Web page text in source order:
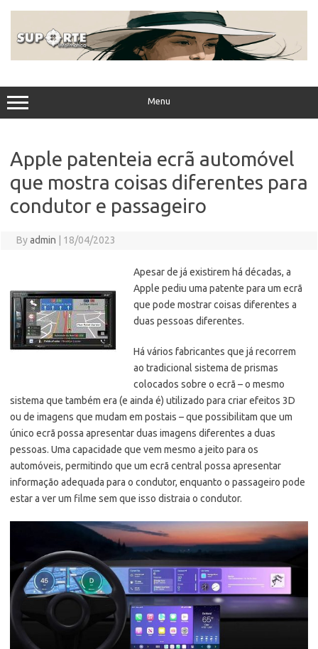
Menu
Apple patenteia ecrã automóvel
que mostra coisas diferentes para
condutor e passageiro
Byadmin 18/04/2023
Apesar de já existirem há décadas, a
Apple pediu uma patente para um ecrã
que pode mostrar coisas diferentes a
duas pessoas diferentes.
Há vários fabricantes que já recorrem
ao tradicional sistema de prismas
colocados sobre o ecrã – o mesmo
sistema que também era (e ainda é) utilizado para criar efeitos 3D
ou de imagens que mudam em postais – que possibilitam que um
único ecrã possa apresentar duas imagens diferentes a duas
pessoas. Uma capacidade que vem mesmo a jeito para os
automóveis, permitindo que um ecrã central possa apresentar
informação adequada para o condutor, enquanto o passageiro pode
estar a ver um filme sem que isso distraia o condutor.